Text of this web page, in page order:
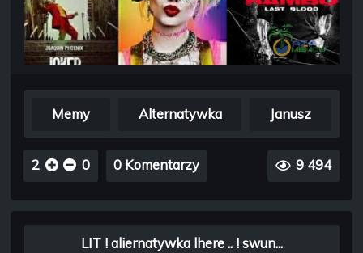
Memy Alternatywka Janusz
2 0 0 Komentarzy 9 494
LIT ! aliernatywka lhere .. ! swun...